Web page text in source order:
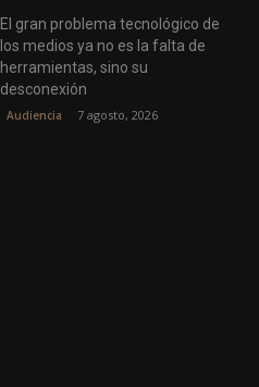
El gran problema tecnológico de
los medios ya no es la falta de
herramientas, sino su
desconexión
Audiencia 7 agosto, 2026